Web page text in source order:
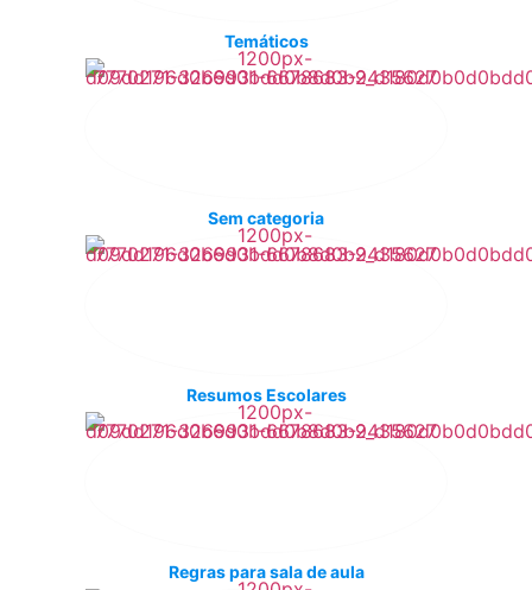
Temáticos
Sem categoria
Resumos Escolares
Regras para sala de aula